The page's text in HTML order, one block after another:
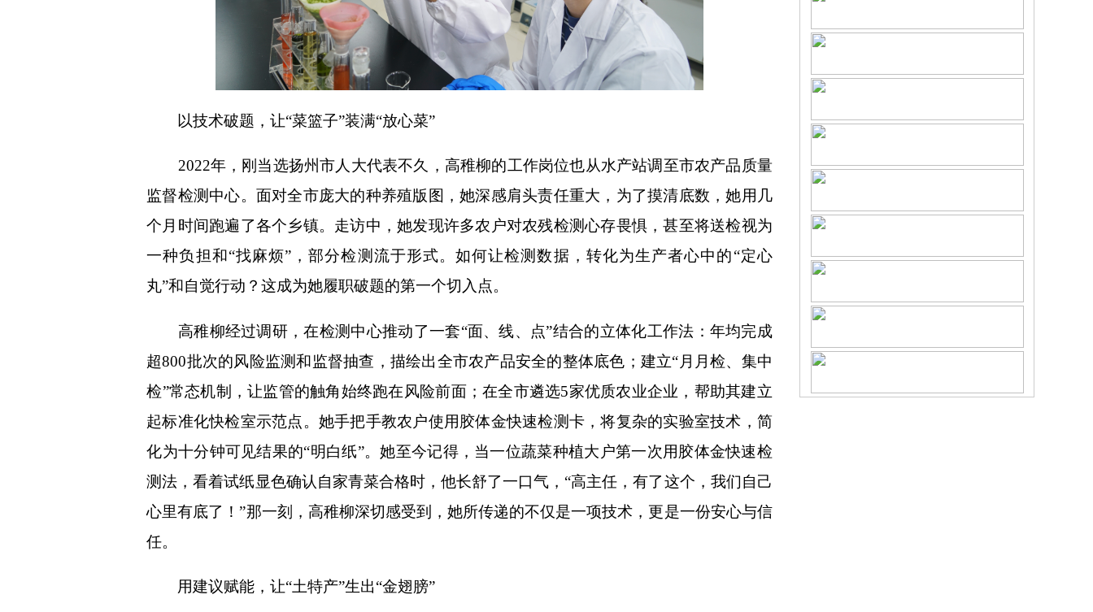
以技术破题，让“菜篮子”装满“放心菜”
2022年，刚当选扬州市人大代表不久，高稚柳的工作岗位也从水产站调至市农产品质量
监督检测中心。面对全市庞大的种养殖版图，她深感肩头责任重大，为了摸清底数，她用几
个月时间跑遍了各个乡镇。走访中，她发现许多农户对农残检测心存畏惧，甚至将送检视为
一种负担和“找麻烦”，部分检测流于形式。如何让检测数据，转化为生产者心中的“定心
丸”和自觉行动？这成为她履职破题的第一个切入点。
高稚柳经过调研，在检测中心推动了一套“面、线、点”结合的立体化工作法：年均完成
超800批次的风险监测和监督抽查，描绘出全市农产品安全的整体底色；建立“月月检、集中
检”常态机制，让监管的触角始终跑在风险前面；在全市遴选5家优质农业企业，帮助其建立
起标准化快检室示范点。她手把手教农户使用胶体金快速检测卡，将复杂的实验室技术，简
化为十分钟可见结果的“明白纸”。她至今记得，当一位蔬菜种植大户第一次用胶体金快速检
测法，看着试纸显色确认自家青菜合格时，他长舒了一口气，“高主任，有了这个，我们自己
心里有底了！”那一刻，高稚柳深切感受到，她所传递的不仅是一项技术，更是一份安心与信
任。
用建议赋能，让“土特产”生出“金翅膀”